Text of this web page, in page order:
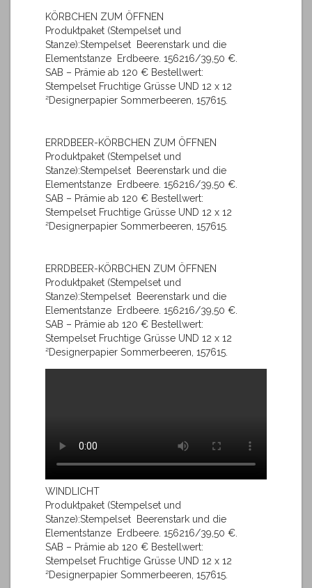
KÖRBCHEN ZUM ÖFFNEN
Produktpaket (Stempelset und
Stanze):Stempelset Beerenstark und die
Elementstanze Erdbeere. 156216/39,50 €.
SAB – Prämie ab 120 € Bestellwert:
Stempelset Fruchtige Grüsse UND 12 x 12
²Designerpapier Sommerbeeren, 157615.
ERRDBEER-KÖRBCHEN ZUM ÖFFNEN
Produktpaket (Stempelset und
Stanze):Stempelset Beerenstark und die
Elementstanze Erdbeere. 156216/39,50 €.
SAB – Prämie ab 120 € Bestellwert:
Stempelset Fruchtige Grüsse UND 12 x 12
²Designerpapier Sommerbeeren, 157615.
ERRDBEER-KÖRBCHEN ZUM ÖFFNEN
Produktpaket (Stempelset und
Stanze):Stempelset Beerenstark und die
Elementstanze Erdbeere. 156216/39,50 €.
SAB – Prämie ab 120 € Bestellwert:
Stempelset Fruchtige Grüsse UND 12 x 12
²Designerpapier Sommerbeeren, 157615.
WINDLICHT
Produktpaket (Stempelset und
Stanze):Stempelset Beerenstark und die
Elementstanze Erdbeere. 156216/39,50 €.
SAB – Prämie ab 120 € Bestellwert:
Stempelset Fruchtige Grüsse UND 12 x 12
²Designerpapier Sommerbeeren, 157615.